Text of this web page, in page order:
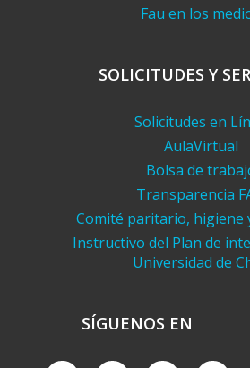
Fau en los
SOLICITUDES Y
Solicitudes en
AulaVirtual
Bolsa de
Transparencia
Comité paritario, higiene
Instructivo del Plan de
Universidad de
SÍGUENOS EN